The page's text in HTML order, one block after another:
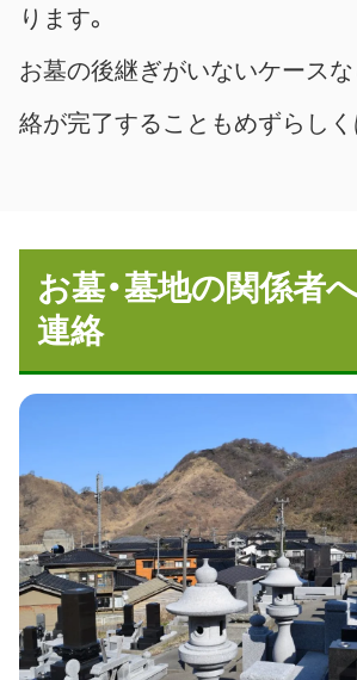
ります。
お墓の後継ぎがいないケース
絡が完了することもめずらしく
お墓・墓地の関係者
連絡